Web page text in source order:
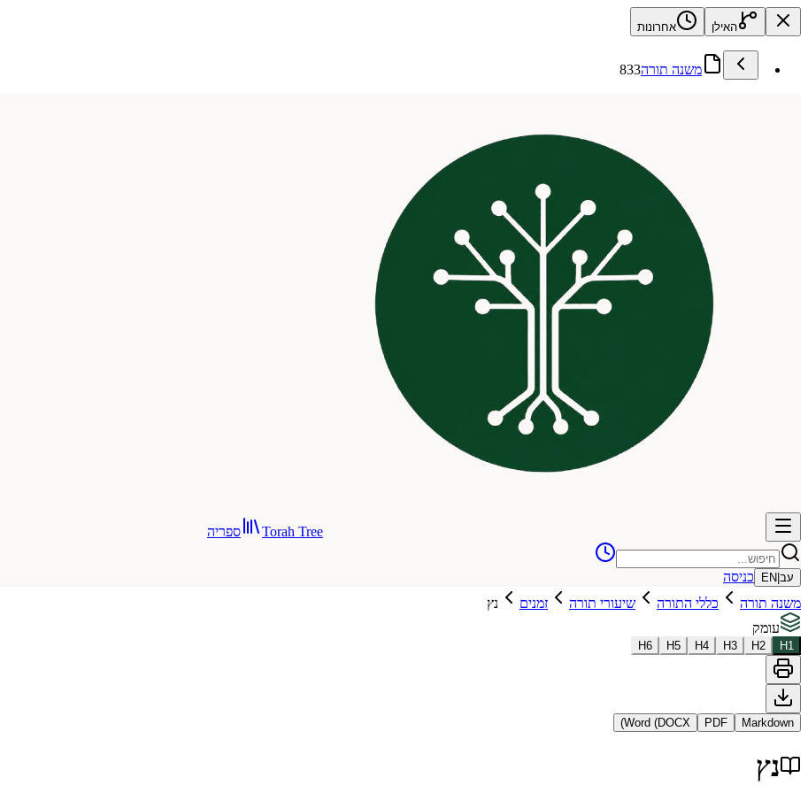
האילן אחרונות
משנה תורה833
Torah Tree ספריה
עב EN
כניסה
משנה תורה
כללי התורה שיעורי תורה זמנים
נץ
עומק
H1
H2
H3
H4
H5
H6
Markdown
PDF
Word (DOCX)
נץ